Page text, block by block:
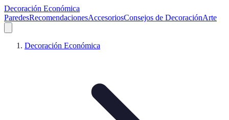
Decoración Económica
ParedesRecomendacionesAccesoriosConsejos de DecoraciónArte
Decoración Económica